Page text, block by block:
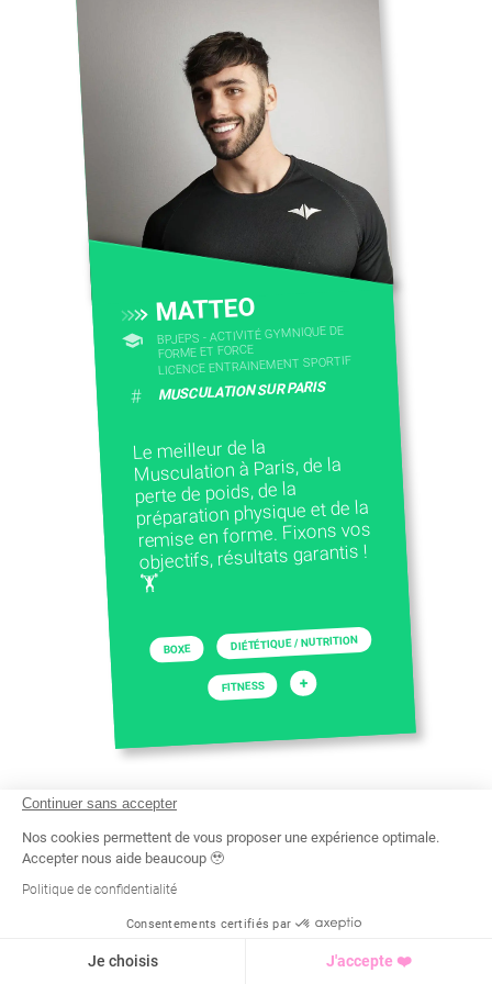
CONTACTEZ-NOUS
MATTEO
BPJEPS - ACTIVITÉ GYMNIQUE DE
FORME ET FORCE
LICENCE ENTRAINEMENT SPORTIF
# MUSCULATION SUR PARIS
Le meilleur de la
Musculation à Paris, de la
perte de poids, de la
préparation physique et de la
remise en forme. Fixons vos
objectifs, résultats garantis !
🏋️
BOXE DIÉTÉTIQUE / NUTRITION
FITNESS +
Continuer sans accepter
Nos cookies permettent de vous proposer une expérience optimale.
Accepter nous aide beaucoup 🥹
Politique de confidentialité
Consentements certifiés par
Je choisis J'accepte ❤️